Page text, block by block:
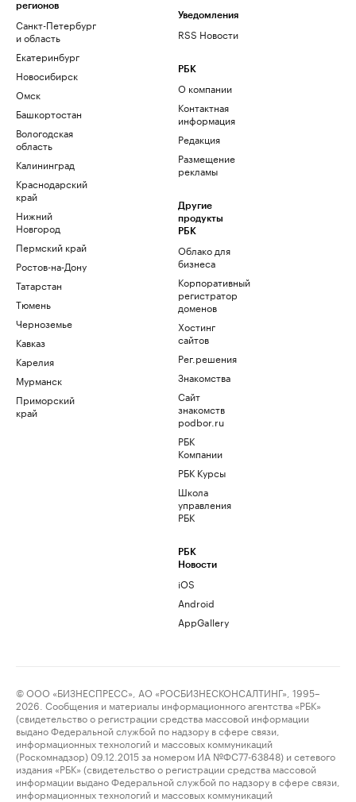
регионов
Санкт-Петербург
и область
Екатеринбург
Новосибирск
Омск
Башкортостан
Вологодская
область
Калининград
Краснодарский
край
Нижний
Новгород
Пермский край
Ростов-на-Дону
Татарстан
Тюмень
Черноземье
Кавказ
Карелия
Мурманск
Приморский
край
Уведомления
RSS Новости
РБК
О компании
Контактная
информация
Редакция
Размещение
рекламы
Другие
продукты
РБК
Облако для
бизнеса
Корпоративный
регистратор
доменов
Хостинг
сайтов
Рег.решения
Знакомства
Сайт
знакомств
podbor.ru
РБК
Компании
РБК Курсы
Школа
управления
РБК
РБК
Новости
iOS
Android
AppGallery
© ООО «БИЗНЕСПРЕСС», АО «РОСБИЗНЕСКОНСАЛТИНГ», 1995–
2026. Сообщения и материалы информационного агентства «РБК»
(свидетельство о регистрации средства массовой информации
выдано Федеральной службой по надзору в сфере связи,
информационных технологий и массовых коммуникаций
(Роскомнадзор) 09.12.2015 за номером ИА №ФС77-63848) и сетевого
издания «РБК» (свидетельство о регистрации средства массовой
информации выдано Федеральной службой по надзору в сфере связи,
информационных технологий и массовых коммуникаций